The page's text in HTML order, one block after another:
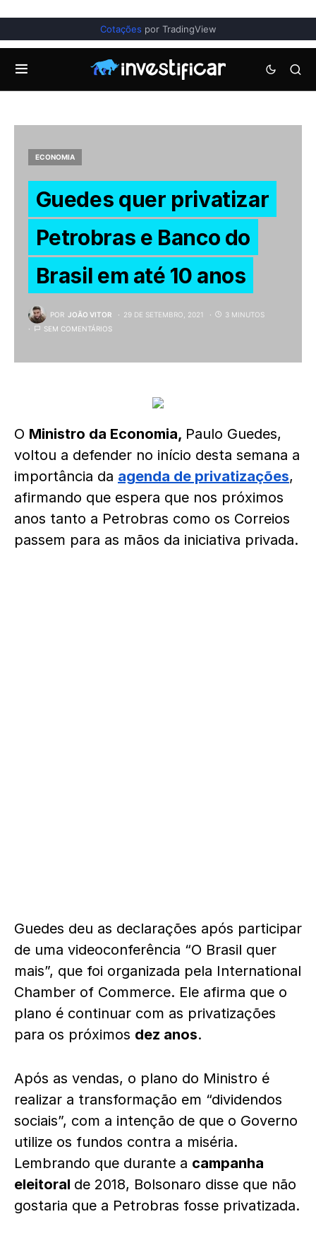
Cotações por TradingView
ECONOMIA
Guedes quer privatizar
Petrobras e Banco do
Brasil em até 10 anos
POR JOÃO VITOR 29 DE SETEMBRO, 2021
3 MINUTOS
SEM COMENTÁRIOS
O Ministro da Economia, Paulo Guedes,
voltou a defender no início desta semana a
importância da agenda de privatizações,
afirmando que espera que nos próximos
anos tanto a Petrobras como os Correios
passem para as mãos da iniciativa privada.
Guedes deu as declarações após participar
de uma videoconferência “O Brasil quer
mais”, que foi organizada pela International
Chamber of Commerce. Ele afirma que o
plano é continuar com as privatizações
para os próximos dez anos.
Após as vendas, o plano do Ministro é
realizar a transformação em “dividendos
sociais”, com a intenção de que o Governo
utilize os fundos contra a miséria.
Lembrando que durante a campanha
eleitoral de 2018, Bolsonaro disse que não
gostaria que a Petrobras fosse privatizada.